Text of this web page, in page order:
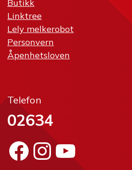
Butikk
Linktree
Lely melkerobot
Personvern
Åpenhetsloven
Telefon
02634
Facebook
Instagram
YouTube